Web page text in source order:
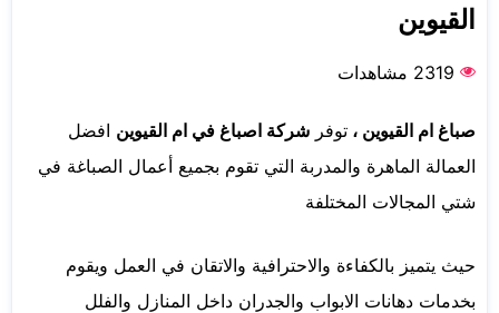
القيوين
2319 مشاهدات
صباغ ام القيوين ، توفر شركة اصباغ في ام القيوين افضل
العمالة الماهرة والمدربة التي تقوم بجميع أعمال الصباغة في
شتي المجالات المختلفة
حيث يتميز بالكفاءة والاحترافية والاتقان في العمل ويقوم
بخدمات دهانات الابواب والجدران داخل المنازل والفلل